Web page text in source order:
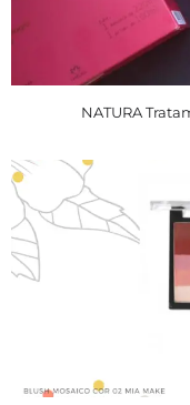
NATURA